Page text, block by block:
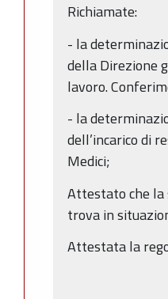
Richiamate:
- la
della Direzione
lavoro.
- la
dell’incarico di
Medici;
Attestato che
trova in
Attestata la